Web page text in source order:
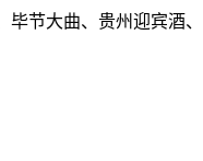
节大曲、贵州迎宾酒